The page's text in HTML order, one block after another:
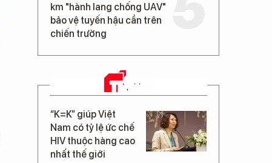
km "hành lang chống UAV"
bảo vệ tuyến hậu cần trên
chiến trường
TIN MỚI
“K=K” giúp Việt
Nam có tỷ lệ ức chế
HIV thuộc hàng cao
nhất thế giới